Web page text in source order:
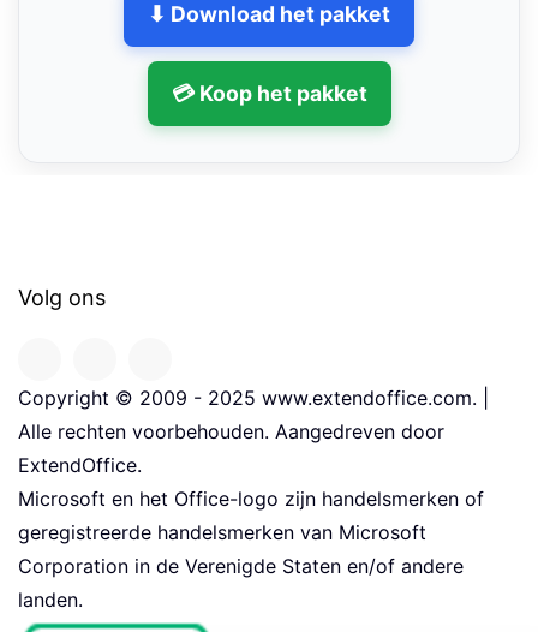
⬇ Download het pakket
💳 Koop het pakket
Volg ons
Copyright © 2009 - 2025 www.extendoffice.com. |
Alle rechten voorbehouden. Aangedreven door
ExtendOffice.
Microsoft en het Office-logo zijn handelsmerken of
geregistreerde handelsmerken van Microsoft
Corporation in de Verenigde Staten en/of andere
landen.